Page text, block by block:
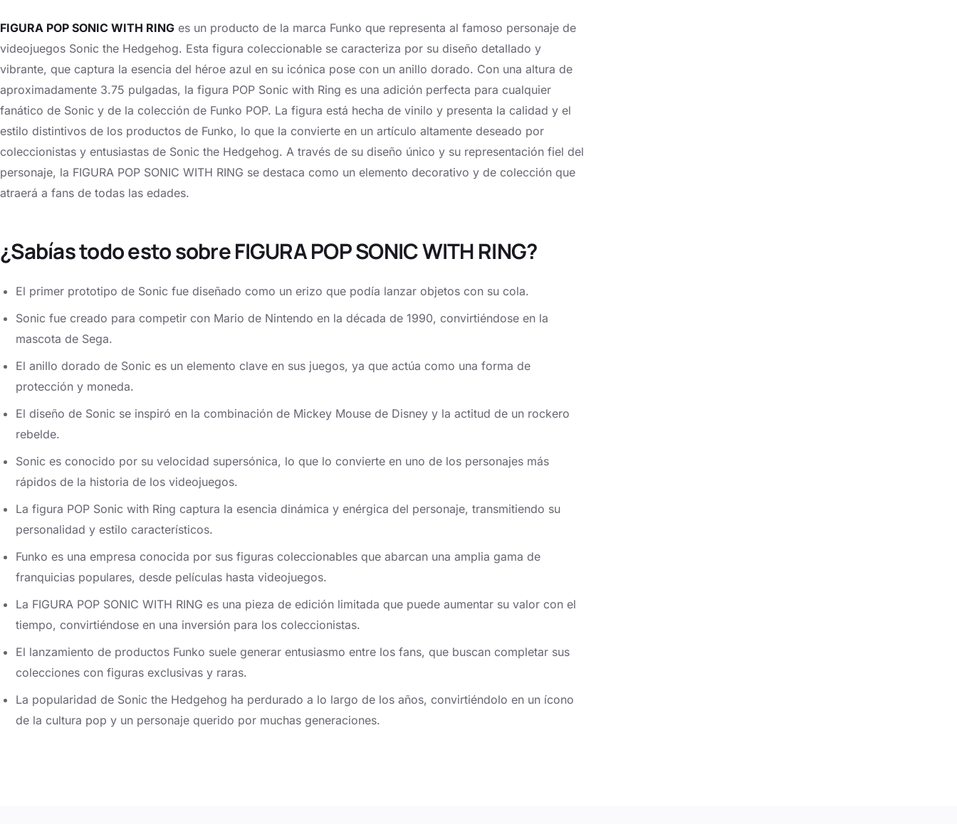
FIGURA POP SONIC WITH RING es un producto de la marca Funko que representa al famoso personaje de
videojuegos Sonic the Hedgehog. Esta figura coleccionable se caracteriza por su diseño detallado y
vibrante, que captura la esencia del héroe azul en su icónica pose con un anillo dorado. Con una altura de
aproximadamente 3.75 pulgadas, la figura POP Sonic with Ring es una adición perfecta para cualquier
fanático de Sonic y de la colección de Funko POP. La figura está hecha de vinilo y presenta la calidad y el
estilo distintivos de los productos de Funko, lo que la convierte en un artículo altamente deseado por
coleccionistas y entusiastas de Sonic the Hedgehog. A través de su diseño único y su representación fiel del
personaje, la FIGURA POP SONIC WITH RING se destaca como un elemento decorativo y de colección que
atraerá a fans de todas las edades.
¿Sabías todo esto sobre FIGURA POP SONIC WITH RING?
El primer prototipo de Sonic fue diseñado como un erizo que podía lanzar objetos con su cola.
Sonic fue creado para competir con Mario de Nintendo en la década de 1990, convirtiéndose en la
mascota de Sega.
El anillo dorado de Sonic es un elemento clave en sus juegos, ya que actúa como una forma de
protección y moneda.
El diseño de Sonic se inspiró en la combinación de Mickey Mouse de Disney y la actitud de un rockero
rebelde.
Sonic es conocido por su velocidad supersónica, lo que lo convierte en uno de los personajes más
rápidos de la historia de los videojuegos.
La figura POP Sonic with Ring captura la esencia dinámica y enérgica del personaje, transmitiendo su
personalidad y estilo característicos.
Funko es una empresa conocida por sus figuras coleccionables que abarcan una amplia gama de
franquicias populares, desde películas hasta videojuegos.
La FIGURA POP SONIC WITH RING es una pieza de edición limitada que puede aumentar su valor con el
tiempo, convirtiéndose en una inversión para los coleccionistas.
El lanzamiento de productos Funko suele generar entusiasmo entre los fans, que buscan completar sus
colecciones con figuras exclusivas y raras.
La popularidad de Sonic the Hedgehog ha perdurado a lo largo de los años, convirtiéndolo en un ícono
de la cultura pop y un personaje querido por muchas generaciones.